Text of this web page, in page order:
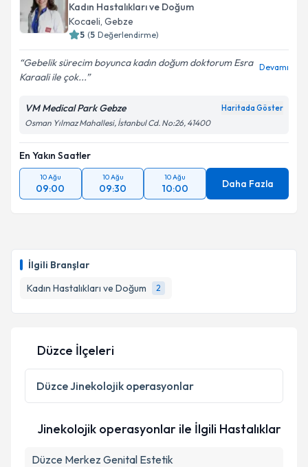
İlgili Branşlar
Kadın Hastalıkları ve Doğum
2
Kadın Hastalıkları ve Doğum
Kocaeli, Gebze
5 (5 Değerlendirme)
Gebelik sürecim boyunca kadın doğum doktorum Esra
Karaali ile çok...
Devamı
VM Medical Park Gebze Haritada Göster
Osman Yılmaz Mahallesi, İstanbul Cd. No:26, 41400
En Yakın Saatler
10 Ağu
09:00
10 Ağu
09:30
10 Ağu
10:00 Daha Fazla
Düzce İlçeleri
DüzceJinekolojik operasyonlar
Jinekolojik operasyonlar ile İlgili Hastalıklar
Düzce Merkez Genital Estetik